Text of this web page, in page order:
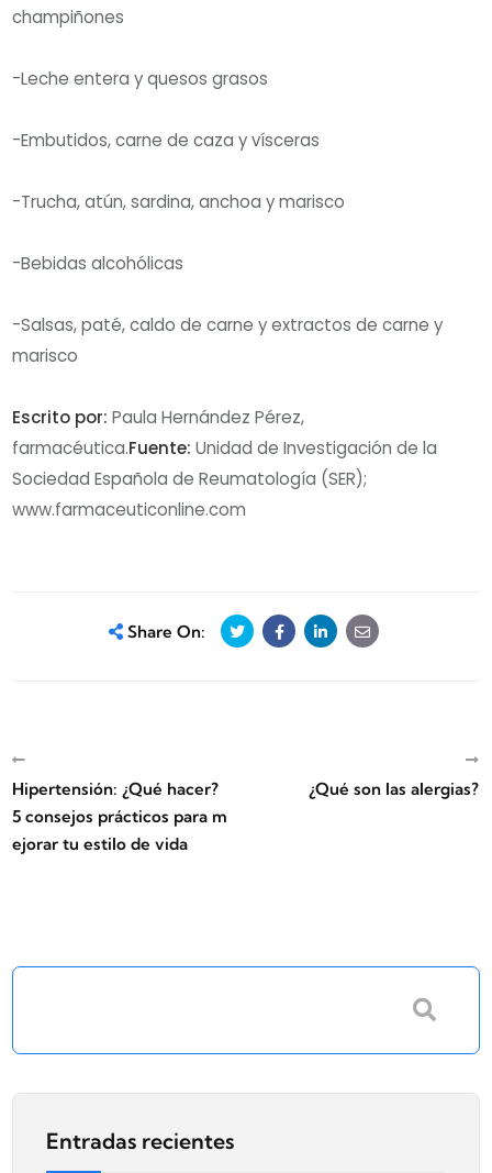
champiñones
-Leche entera y quesos grasos
-Embutidos, carne de caza y vísceras
-Trucha, atún, sardina, anchoa y marisco
-Bebidas alcohólicas
-Salsas, paté, caldo de carne y extractos de carne y
marisco
Escrito por: Paula Hernández Pérez,
farmacéutica.Fuente: Unidad de Investigación de la
Sociedad Española de Reumatología (SER);
www.farmaceuticonline.com
Share On:
Hipertensión: ¿Qué hacer?
5 consejos prácticos para m
ejorar tu estilo de vida
¿Qué son las alergias?
Entradas recientes